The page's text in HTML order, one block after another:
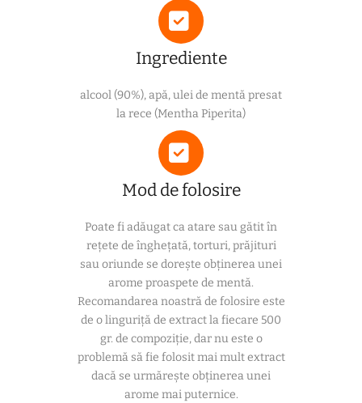
Ingrediente
alcool (90%), apă, ulei de mentă presat
la rece (Mentha Piperita)
Mod de folosire
Poate fi adăugat ca atare sau gătit în
rețete de înghețată, torturi, prăjituri
sau oriunde se dorește obținerea unei
arome proaspete de mentă.
Recomandarea noastră de folosire este
de o linguriță de extract la fiecare 500
gr. de compoziție, dar nu este o
problemă să fie folosit mai mult extract
dacă se urmărește obținerea unei
arome mai puternice.